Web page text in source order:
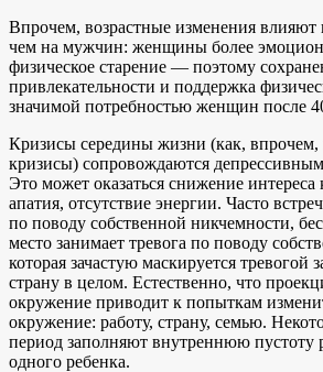
Впрочем, возрастные изменения
чем на мужчин: женщины более
физическое старение — поэтому
привлекательности и поддержка
значимой потребностью женщин после
Кризисы середины жизни (как, впрочем,
кризисы) сопровождаются
Это может оказаться снижение интереса
апатия, отсутствие энергии. Часто
по поводу собственной никчемности,
место занимает тревога по поводу
которая зачастую маскируется тревогой
страну в целом. Естественно, что
окружение приводит к попыткам
окружение: работу, страну, семью.
период заполняют внутреннюю пустоту
одного ребенка.